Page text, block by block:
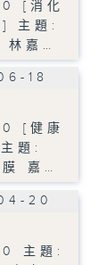
[消化
] 主題:
林嘉…
18
[健康
題:
膜 嘉…
20
主題: